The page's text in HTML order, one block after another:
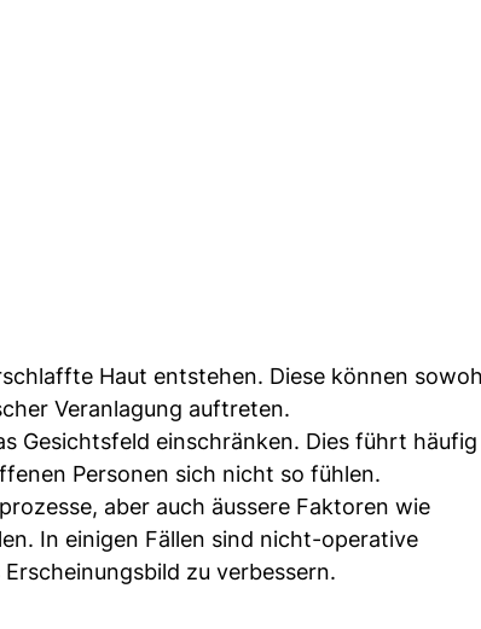
Haut entstehen. Diese können
Veranlagung auftreten.
Gesichtsfeld einschränken. Dies führt häufig
Personen sich nicht so fühlen.
aber auch äussere Faktoren wie
In einigen Fällen sind nicht-operative
zu verbessern.